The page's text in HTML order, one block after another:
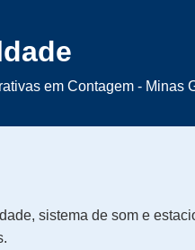
em Contagem - Minas
sistema de som e